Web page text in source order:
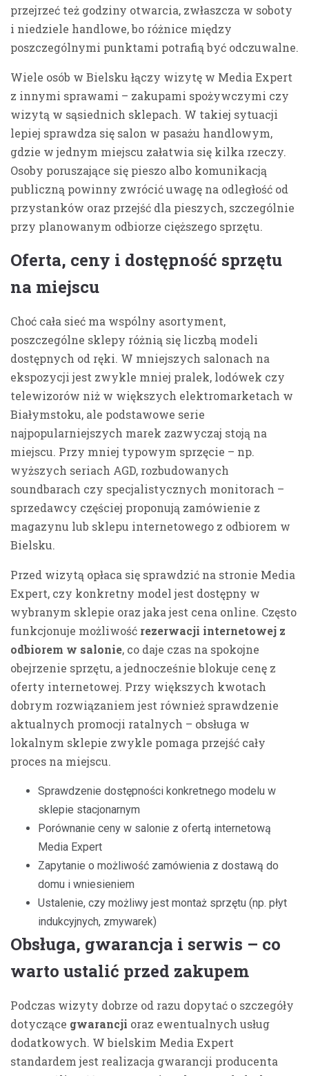
przejrzeć też godziny otwarcia, zwłaszcza w soboty
i niedziele handlowe, bo różnice między
poszczególnymi punktami potrafią być odczuwalne.
Wiele osób w Bielsku łączy wizytę w Media Expert
z innymi sprawami – zakupami spożywczymi czy
wizytą w sąsiednich sklepach. W takiej sytuacji
lepiej sprawdza się salon w pasażu handlowym,
gdzie w jednym miejscu załatwia się kilka rzeczy.
Osoby poruszające się pieszo albo komunikacją
publiczną powinny zwrócić uwagę na odległość od
przystanków oraz przejść dla pieszych, szczególnie
przy planowanym odbiorze cięższego sprzętu.
Oferta, ceny i dostępność sprzętu
na miejscu
Choć cała sieć ma wspólny asortyment,
poszczególne sklepy różnią się liczbą modeli
dostępnych od ręki. W mniejszych salonach na
ekspozycji jest zwykle mniej pralek, lodówek czy
telewizorów niż w większych elektromarketach w
Białymstoku, ale podstawowe serie
najpopularniejszych marek zazwyczaj stoją na
miejscu. Przy mniej typowym sprzęcie – np.
wyższych seriach AGD, rozbudowanych
soundbarach czy specjalistycznych monitorach –
sprzedawcy częściej proponują zamówienie z
magazynu lub sklepu internetowego z odbiorem w
Bielsku.
Przed wizytą opłaca się sprawdzić na stronie Media
Expert, czy konkretny model jest dostępny w
wybranym sklepie oraz jaka jest cena online. Często
funkcjonuje możliwość rezerwacji internetowej z
odbiorem w salonie, co daje czas na spokojne
obejrzenie sprzętu, a jednocześnie blokuje cenę z
oferty internetowej. Przy większych kwotach
dobrym rozwiązaniem jest również sprawdzenie
aktualnych promocji ratalnych – obsługa w
lokalnym sklepie zwykle pomaga przejść cały
proces na miejscu.
Sprawdzenie dostępności konkretnego modelu w
sklepie stacjonarnym
Porównanie ceny w salonie z ofertą internetową
Media Expert
Zapytanie o możliwość zamówienia z dostawą do
domu i wniesieniem
Ustalenie, czy możliwy jest montaż sprzętu (np. płyt
indukcyjnych, zmywarek)
Obsługa, gwarancja i serwis – co
warto ustalić przed zakupem
Podczas wizyty dobrze od razu dopytać o szczegóły
dotyczące gwarancji oraz ewentualnych usług
dodatkowych. W bielskim Media Expert
standardem jest realizacja gwarancji producenta